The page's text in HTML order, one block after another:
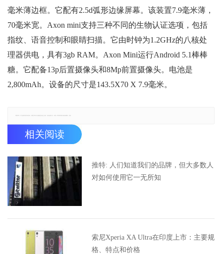
毫米薄边框。它配有2.5d弧形边缘屏幕。该装置7.9毫米薄，
70毫米宽。Axon mini支持三种不同的生物认证选项，包括
指纹、语音控制和眼睛扫描。它由时钟为1.2GHz的八核处
理器供电，具有3gb RAM。Axon Mini运行Android 5.1棒棒
糖。它配备13p后置摄像头和8Mp前置摄像头。电池是
2,800mAh。设备的尺寸是143.5X70 X 7.9毫米。
相关阅读
推特: 人们知道我们的品牌，但大多数人
对如何使用它一无所知
索尼Xperia XA Ultra在印度上市：主要规
格、特点和价格